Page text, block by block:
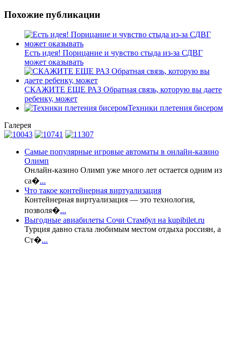
Похожие публикации
Есть идея! Порицание и чувство стыда из-за СДВГ
может оказывать
СКАЖИТЕ ЕЩЕ РАЗ Обратная связь, которую вы даете
ребенку, может
Техники плетения бисером
Галерея
Самые популярные игровые автоматы в онлайн-казино
Олимп
Онлайн-казино Олимп уже много лет остается одним из
са�...
Что такое контейнерная виртуализация
Контейнерная виртуализация — это технология,
позволя�...
Выгодные авиабилеты Сочи Стамбул на kupibilet.ru
Турция давно стала любимым местом отдыха россиян, а
Ст�...